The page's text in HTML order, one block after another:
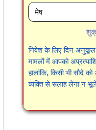
निवेश के लिए दिन
मामलों में आपको
हालांकि, किसी भी सौदे
व्यक्ति से सलाह लेना न